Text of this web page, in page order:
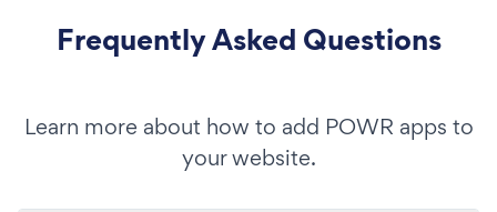
Frequently Asked Questions
Learn more about how to add POWR apps to
your website.